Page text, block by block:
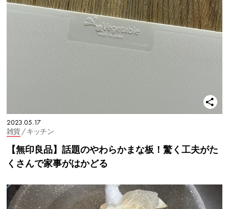
2023.05.17
雑貨/ キッチン
【無印良品】話題のやわらかまな板！驚く工夫がた
くさんで家事がはかどる